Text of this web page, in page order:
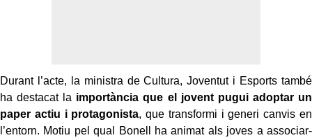
Durant l’acte, la ministra de Cultura, Joventut i Esports també
ha destacat la importància que el jovent pugui adoptar un
paper actiu i protagonista, que transformi i generi canvis en
l’entorn. Motiu pel qual Bonell ha animat als joves a associar-